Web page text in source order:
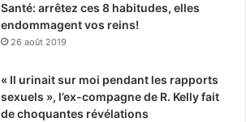
Santé: arrêtez ces 8 habitudes, elles
endommagent vos reins!
26 août 2019
« Il urinait sur moi pendant les rapports
sexuels », l’ex-compagne de R. Kelly fait
de choquantes révélations